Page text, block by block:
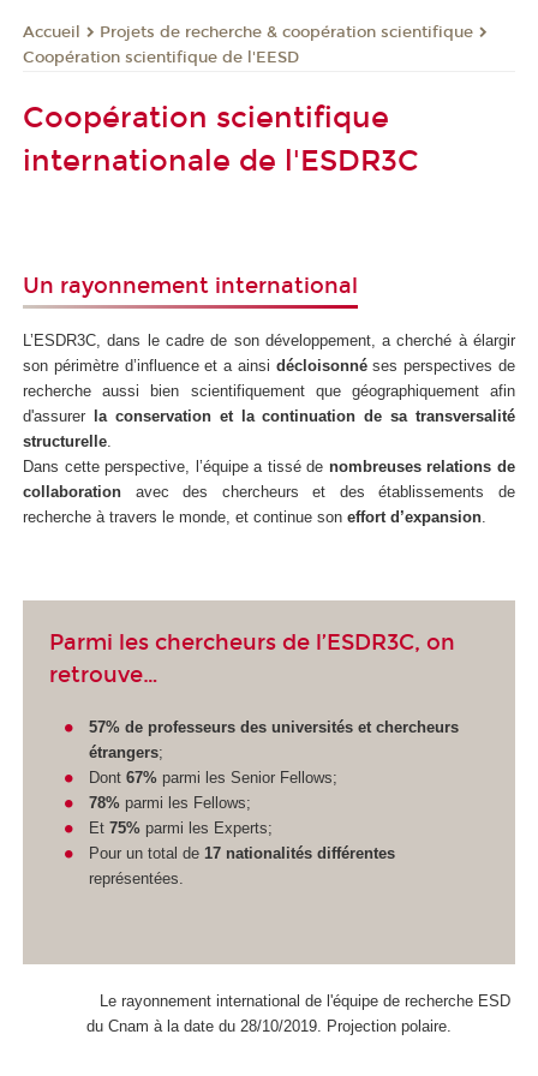
Accueil
Projets de recherche & coopération scientifique
Coopération scientifique de l'EESD
Coopération scientifique
internationale de l'ESDR3C
Un rayonnement international
L’ESDR3C, dans le cadre de son développement, a cherché à élargir
son périmètre d’influence et a ainsi décloisonnéses perspectives de
recherche aussi bien scientifiquement que géographiquement afin
d'assurer
la conservation et la continuation de sa transversalité
structurelle.
Dans cette perspective, l’équipe a tissé de nombreuses relations de
collaboration avec des chercheurs et des établissements de
recherche à travers le monde, et continue son effort d’expansion.
Parmi les chercheurs de l’ESDR3C, on
retrouve…
57% de professeurs des universités et chercheurs
étrangers;
Dont 67%parmi les Senior Fellows;
78%parmi les Fellows;
Et 75%parmi les Experts;
Pour un total de 17 nationalités différentes
représentées.
Le rayonnement international de l'équipe de recherche ESD
du Cnam à la date du 28/10/2019. Projection polaire.